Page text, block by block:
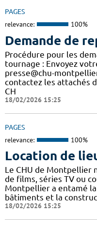
PAGES
relevance: 100%
Demande de
Procédure pour les
tournage : Envoyez
presse@chu-
contactez les attachés
CH
18/02/2026 15:25
PAGES
relevance: 100%
Location de
Le CHU de Montpellier
de films, séries TV ou
Montpellier a entamé
bâtiments et la
18/02/2026 15:25